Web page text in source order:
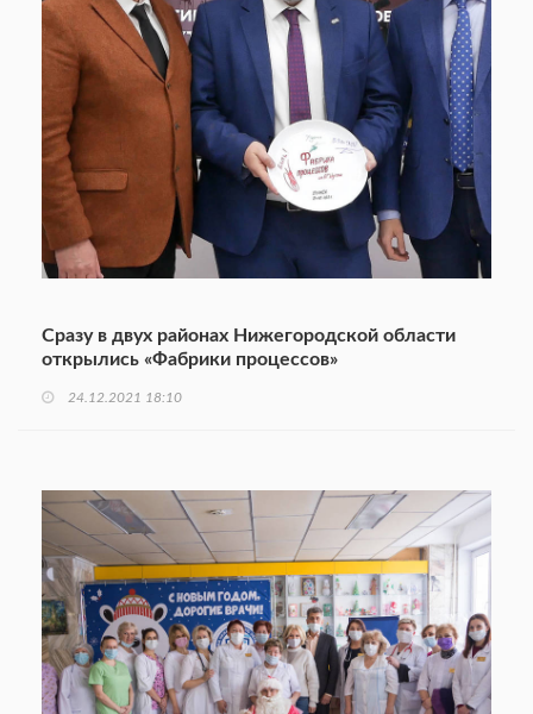
Сразу в двух районах Нижегородской области
открылись «Фабрики процессов»
24.12.2021 18:10